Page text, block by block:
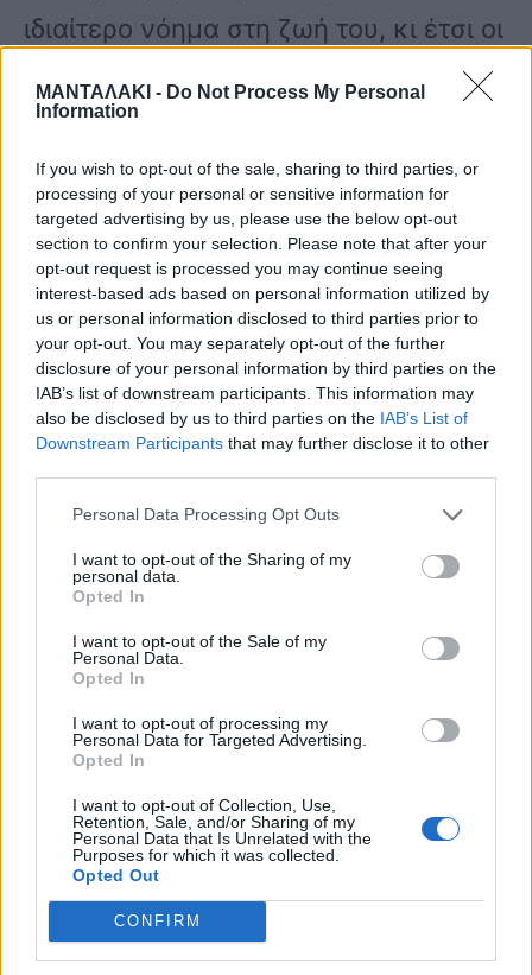
ΜΑΝΤΑΛΑΚΙ - Do Not Process My Personal
Information
If you wish to opt-out of the sale, sharing to third parties, or
processing of your personal or sensitive information for
targeted advertising by us, please use the below opt-out
section to confirm your selection. Please note that after your
opt-out request is processed you may continue seeing
interest-based ads based on personal information utilized by
us or personal information disclosed to third parties prior to
your opt-out. You may separately opt-out of the further
disclosure of your personal information by third parties on the
IAB’s list of downstream participants. This information may
also be disclosed by us to third parties on the IAB’s List of
Downstream Participants that may further disclose it to other
Personal Data Processing Opt Outs
I want to opt-out of the Sharing of my
personal data.
Opted In
I want to opt-out of the Sale of my
Personal Data.
Opted In
I want to opt-out of processing my
Personal Data for Targeted Advertising.
Opted In
I want to opt-out of Collection, Use,
Retention, Sale, and/or Sharing of my
Personal Data that Is Unrelated with the
Purposes for which it was collected.
Opted Out
CONFIRM
ιδιαίτερο νόημα στη ζωή του, κι έτσι οι
στείλουν στη Μουσική Ακαδημία του
Λονδίνου, όπου απέκτησε πτυχίο
πιάνου, κιθάρας και ανωτέρων
θεωρητικών μαθημάτων. Με τις πολύ
καλές σπουδές και με το ιδιαίτερο
ταλέντο που τον διακρίνει επιστρέφει
στην Κύπρο, όπου ασχολείται πλέον
επαγγελματικά με τη μουσική και
δίνει άλλο χρώμα στη νυχτερινή ζωή.
Το 1995 κυκλοφορεί ο δίσκος
“Σενάριο”, ενώ δύο χρόνια αργότερα
μπαίνει στο στούντιο ξανά και
Μιχάλης Χατζηγιάννης τραγουδά
πολύ μεγάλη επιτυχία στην Κύπρο. Το
1998 έρχεται ο δίσκος “Επαφή”. Και οι
τρεις γίνονται πλατινένιοι και το κοινό